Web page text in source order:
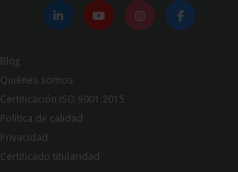
Blog
Quiénes somos
Certificación ISO 9001:2015
Política de calidad
Privacidad
Certificado titularidad